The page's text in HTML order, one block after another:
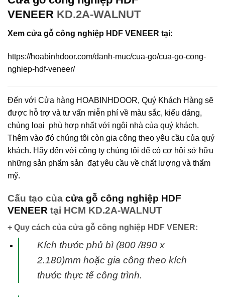
VENEER KD.2A-WALNUT
Xem cửa gỗ công nghiệp HDF VENEER tại:
https://hoabinhdoor.com/danh-muc/cua-go/cua-go-cong-
nghiep-hdf-veneer/
Đến với Cửa hàng HOABINHDOOR, Quý Khách Hàng sẽ
được hỗ trợ và tư vấn miễn phí về màu sắc, kiểu dáng,
chủng loại phù hợp nhất với ngôi nhà của quý khách.
Thêm vào đó chúng tôi còn gia công theo yêu cầu của quý
khách. Hãy đến với công ty chúng tôi để có cơ hội sở hữu
những sản phẩm sản đạt yêu cầu về chất lượng và thẩm
mỹ.
Cấu tạo của cửa gỗ công nghiệp HDF
VENEER tại HCM KD.2A-WALNUT
+ Quy cách của cửa gỗ công nghiệp HDF VENER:
Kích thước phủ bì (800 /890 x
2.180)mm hoặc gia công theo kích
thước thực tế công trình.